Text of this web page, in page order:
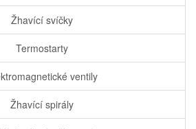
Žhavící svíčky
Termostarty
ventily
Žhavící spirály